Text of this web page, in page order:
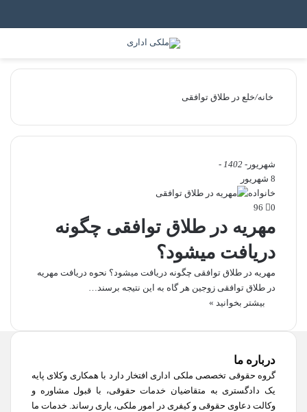
خانه/خلع در طلاق توافقی
شهریور - 1402 -
8 شهریور
خانواده
0
مهریه در طلاق توافقی چگونه
دریافت میشود؟
مهریه در طلاق توافقی چگونه دریافت میشود؟ نحوه دریافت مهریه
در طلاق توافقی زوجین هر گاه به این نتیجه برسند…
بیشتر بخوانید »
درباره ما
گروه حقوقی تخصصی ملکی اداری افتخار دارد با همکاری وکلای پایه
یک دادگستری به متقاضیان خدمات حقوقی، با قبول مشاوره و
وکالت دعاوی حقوقی و کیفری در امور ملکی، یاری رساند. خدمات ما